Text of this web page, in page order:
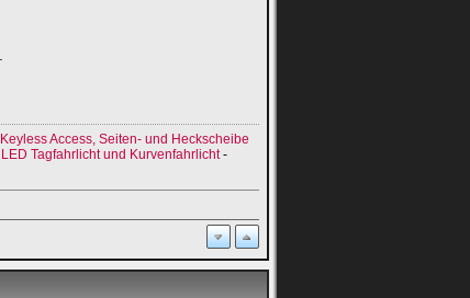
Access, Seiten- und Heckscheibe
Tagfahrlicht und Kurvenfahrlicht-